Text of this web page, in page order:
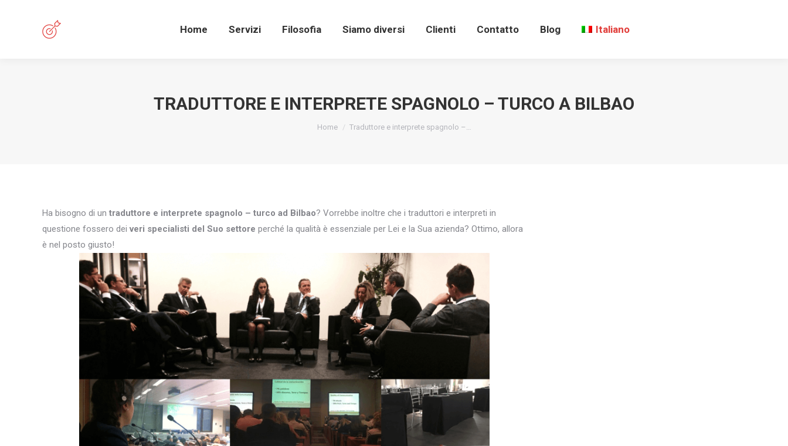
Home Servizi Filosofia Siamo diversi Clienti Contatto Blog Italiano
TRADUTTORE E INTERPRETE SPAGNOLO – TURCO A BILBAO
You are here:
Home Traduttore e interprete spagnolo –…
Ha bisogno di un traduttore e interprete spagnolo – turco ad Bilbao? Vorrebbe inoltre che i traduttori e interpreti in
questione fossero dei veri specialisti del Suo settore perché la qualità è essenziale per Lei e la Sua azienda? Ottimo, allora
è nel posto giusto!